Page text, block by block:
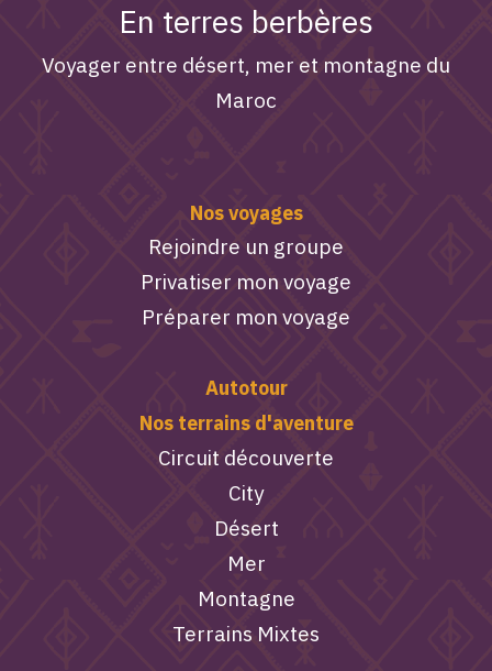
En terres berbères
Voyager entre désert, mer et montagne du
Maroc
Nos voyages
Rejoindre un groupe
Privatiser mon voyage
Préparer mon voyage
Autotour
Nos terrains d'aventure
Circuit découverte
City
Désert
Mer
Montagne
Terrains Mixtes